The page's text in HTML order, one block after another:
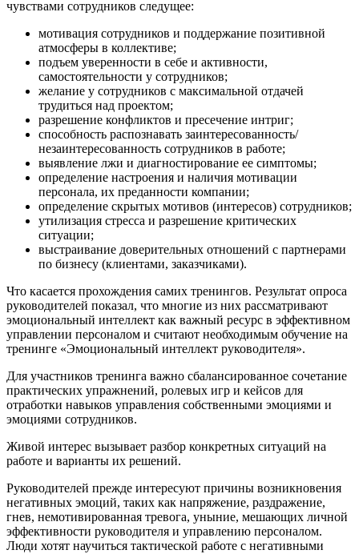
чувствами сотрудников следущее:
мотивация сотрудников и поддержание позитивной
атмосферы в коллективе;
подъем уверенности в себе и активности,
самостоятельности у сотрудников;
желание у сотрудников с максимальной отдачей
трудиться над проектом;
разрешение конфликтов и пресечение интриг;
способность распознавать заинтересованность/
незаинтересованность сотрудников в работе;
выявление лжи и диагностирование ее симптомы;
определение настроения и наличия мотивации
персонала, их преданности компании;
определение скрытых мотивов (интересов) сотрудников;
утилизация стресса и разрешение критических
ситуации;
выстраивание доверительных отношений с партнерами
по бизнесу (клиентами, заказчиками).
Что касается прохождения самих тренингов. Результат опроса
руководителей показал, что многие из них рассматривают
эмоциональный интеллект как важный ресурс в эффективном
управлении персоналом и считают необходимым обучение на
тренинге «Эмоциональный интеллект руководителя».
Для участников тренинга важно сбалансированное сочетание
практических упражнений, ролевых игр и кейсов для
отработки навыков управления собственными эмоциями и
эмоциями сотрудников.
Живой интерес вызывает разбор конкретных ситуаций на
работе и варианты их решений.
Руководителей прежде интересуют причины возникновения
негативных эмоций, таких как напряжение, раздражение,
гнев, немотивированная тревога, уныние, мешающих личной
эффективности руководителя и управлению персоналом.
Люди хотят научиться тактической работе с негативными